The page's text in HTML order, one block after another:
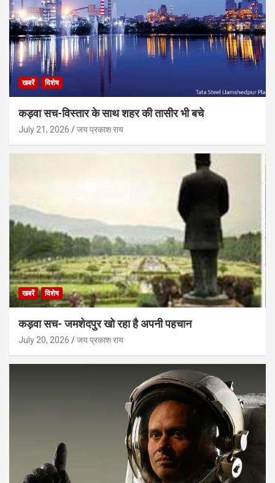
खबरें विशेष
कड़वा सच-विस्तार के साथ शहर की तासीर भी बचे
July 21, 2026 जय प्रकाश राय
खबरें विशेष
कड़वा सच- जमशेदपुर खो रहा है अपनी पहचान
July 20, 2026 जय प्रकाश राय